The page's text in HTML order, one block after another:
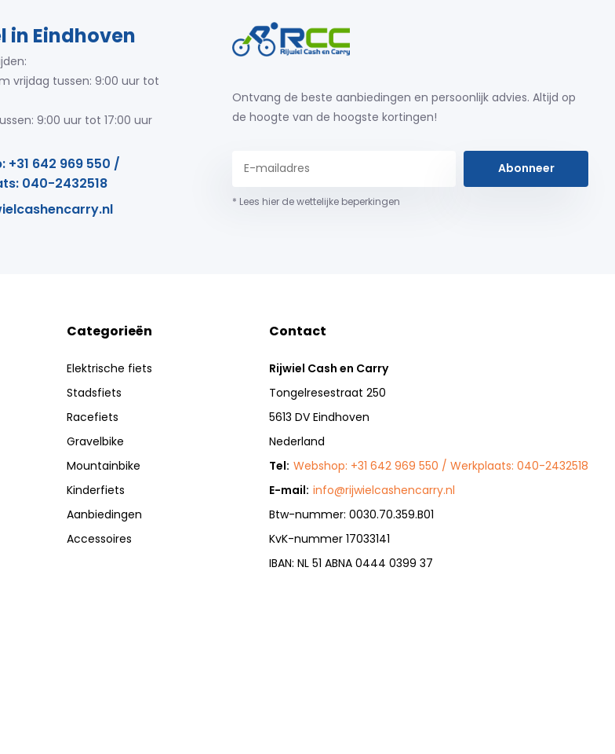
in Eindhoven
vrijdag tussen: 9:00 uur tot
9:00 uur tot 17:00 uur
+31 642 969 550 /
040-2432518
Ontvang de beste aanbiedingen en persoonlijk advies. Altijd op
de hoogte van de hoogste kortingen!
Abonneer
* Lees hier de wettelijke beperkingen
Categorieën
Elektrische fiets
Stadsfiets
Racefiets
Gravelbike
Mountainbike
Kinderfiets
Aanbiedingen
Accessoires
Contact
Rijwiel Cash en Carry
Tongelresestraat 250
5613 DV Eindhoven
Nederland
Tel: Webshop: +31 642 969 550 / Werkplaats: 040-2432518
E-mail: info@rijwielcashencarry.nl
Btw-nummer: 0030.70.359.B01
KvK-nummer 17033141
IBAN: NL 51 ABNA 0444 0399 37